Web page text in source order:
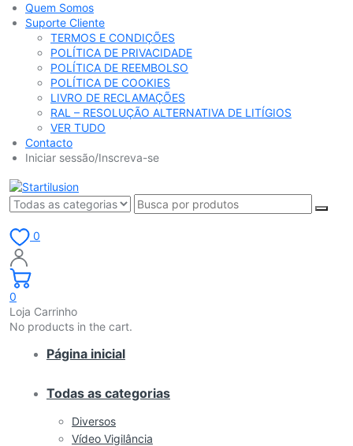
Quem Somos
Suporte Cliente
TERMOS E CONDIÇÕES
POLÍTICA DE PRIVACIDADE
POLÍTICA DE REEMBOLSO
POLÍTICA DE COOKIES
LIVRO DE RECLAMAÇÕES
RAL – RESOLUÇÃO ALTERNATIVA DE LITÍGIOS
VER TUDO
Contacto
Iniciar sessão/Inscreva-se
0
0
Loja Carrinho
No products in the cart.
Página inicial
Todas as categorias
Diversos
Vídeo Vigilância